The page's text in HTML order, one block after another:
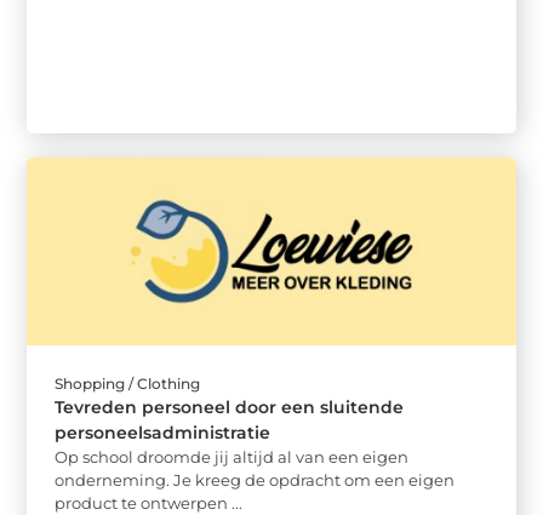
Shopping / Clothing
Tevreden personeel door een sluitende
personeelsadministratie
Op school droomde jij altijd al van een eigen
onderneming. Je kreeg de opdracht om een eigen
product te ontwerpen ...